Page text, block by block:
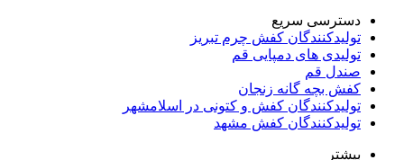
دسترسی سریع
تولیدکنندگان کفش چرم تبریز
تولیدی های دمپایی قم
صندل قم
کفش بچه گانه زنجان
تولیدکنندگان کفش و کتونی در اسلامشهر
تولیدکنندگان کفش مشهد
بیشتر